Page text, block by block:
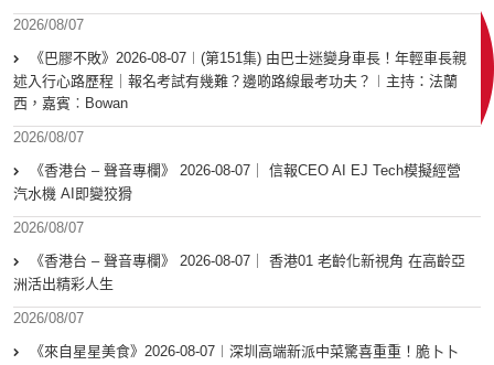
2026/08/07
《巴膠不敗》2026-08-07︱(第151集) 由巴士迷變身車長！年輕車長親
述入行心路歷程｜報名考試有幾難？邊啲路線最考功夫？︱主持：法蘭
西，嘉賓︰Bowan
2026/08/07
《香港台 – 聲音專欄》 2026-08-07｜ 信報CEO AI EJ Tech模擬經營
汽水機 AI即變狡猾
2026/08/07
《香港台 – 聲音專欄》 2026-08-07｜ 香港01 老齡化新視角 在高齡亞
洲活出精彩人生
2026/08/07
《來自星星美食》2026-08-07︱深圳高端新派中菜驚喜重重！脆卜卜